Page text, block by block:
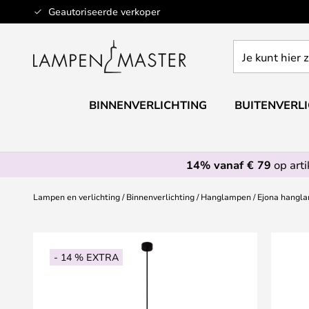
Geautoriseerde verkoper
Ga
naar
inhoud
kunt
zoeken
webwinkel
BINNENVERLICHTING
14% vanaf € 79 op
Lampen en verlichting Binnenverlichting Hanglampen Ejona
- 14 % EXTRA
naar